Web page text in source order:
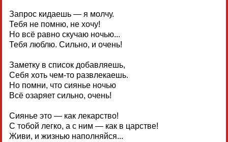
Запрос кидаешь — я молчу.
Тебя не помню, не хочу!
Но всё равно скучаю ночью...
Тебя люблю. Сильно, и очень!
Заметку в список добавляешь,
Себя хоть чем-то развлекаешь.
Но помни, что сиянье ночью
Всё озаряет сильно, очень!
Сиянье это — как лекарство!
С тобой легко, а с ним — как в царстве!
Живи, и жизнью наполняйся...